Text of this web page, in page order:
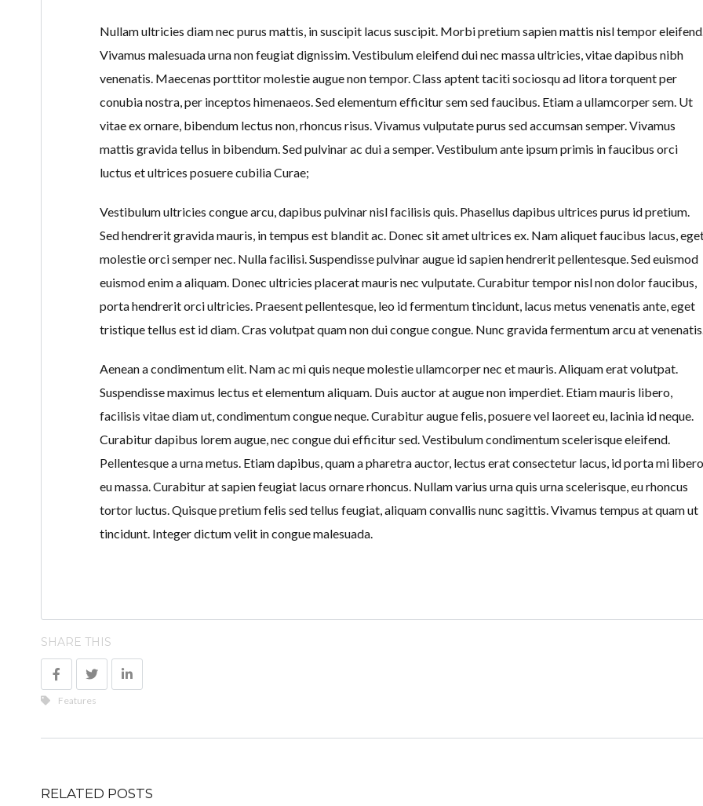
LOGIN
Lost your password?
Nullam ultricies diam nec purus mattis, in suscipit lacus suscipit. Morbi pretium sapien mattis nisl tempor
Vivamus malesuada urna non feugiat dignissim. Vestibulum eleifend dui nec massa ultricies, vitae dapibus nibh
venenatis. Maecenas porttitor molestie augue non tempor. Class aptent taciti sociosqu ad litora torquent per
conubia nostra, per inceptos himenaeos. Sed elementum efficitur sem sed faucibus. Etiam a ullamcorper sem. Ut
vitae ex ornare, bibendum lectus non, rhoncus risus. Vivamus vulputate purus sed accumsan semper. Vivamus
mattis gravida tellus in bibendum. Sed pulvinar ac dui a semper. Vestibulum ante ipsum primis in faucibus orci
luctus et ultrices posuere cubilia Curae;
Vestibulum ultricies congue arcu, dapibus pulvinar nisl facilisis quis. Phasellus dapibus ultrices purus id pretium.
Sed hendrerit gravida mauris, in tempus est blandit ac. Donec sit amet ultrices ex. Nam aliquet faucibus lacus,
molestie orci semper nec. Nulla facilisi. Suspendisse pulvinar augue id sapien hendrerit pellentesque. Sed euismod
euismod enim a aliquam. Donec ultricies placerat mauris nec vulputate. Curabitur tempor nisl non dolor faucibus,
porta hendrerit orci ultricies. Praesent pellentesque, leo id fermentum tincidunt, lacus metus venenatis ante, eget
tristique tellus est id diam. Cras volutpat quam non dui congue congue. Nunc gravida fermentum arcu at
Aenean a condimentum elit. Nam ac mi quis neque molestie ullamcorper nec et mauris. Aliquam erat volutpat.
Suspendisse maximus lectus et elementum aliquam. Duis auctor at augue non imperdiet. Etiam mauris libero,
facilisis vitae diam ut, condimentum congue neque. Curabitur augue felis, posuere vel laoreet eu, lacinia id neque.
Curabitur dapibus lorem augue, nec congue dui efficitur sed. Vestibulum condimentum scelerisque eleifend.
Pellentesque a urna metus. Etiam dapibus, quam a pharetra auctor, lectus erat consectetur lacus, id porta mi libero
eu massa. Curabitur at sapien feugiat lacus ornare rhoncus. Nullam varius urna quis urna scelerisque, eu rhoncus
tortor luctus. Quisque pretium felis sed tellus feugiat, aliquam convallis nunc sagittis. Vivamus tempus at quam ut
tincidunt. Integer dictum velit in congue malesuada.
SHARE THIS
Features
RELATED POSTS
LOGIN
Lost your password?